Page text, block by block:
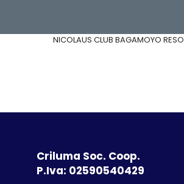
NICOLAUS CLUB BAGAMOYO
Criluma Soc. Coop.
P.Iva: 02590540429